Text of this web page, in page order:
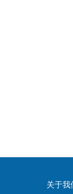
关于我